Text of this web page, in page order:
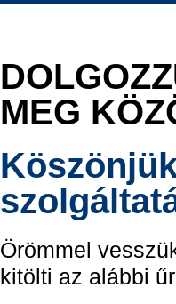
MEG
Örömmel
kitölti az alábbi